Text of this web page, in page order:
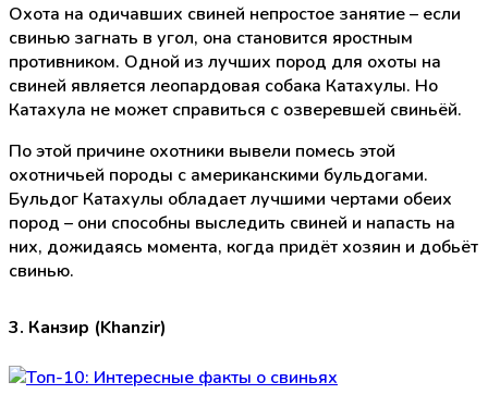
Охота на одичавших свиней непростое занятие – если
свинью загнать в угол, она становится яростным
противником. Одной из лучших пород для охоты на
свиней является леопардовая собака Катахулы. Но
Катахула не может справиться с озверевшей свиньёй.
По этой причине охотники вывели помесь этой
охотничьей породы с американскими бульдогами.
Бульдог Катахулы обладает лучшими чертами обеих
пород – они способны выследить свиней и напасть на
них, дожидаясь момента, когда придёт хозяин и добьёт
свинью.
3. Канзир (Khanzir)